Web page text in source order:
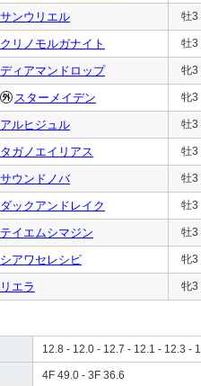
サンウリエル 牡3
クリノモルガナイト 牡3
ディアマンドロップ 牝3
スターメイデン 牝3
アルヒジュル 牡3
タガノエイリアス 牡3
サウンドノバ 牡3
ダックアンドレイク 牡3
テイエムシマジン 牡3
シアワセレシピ 牝3
リエラ 牝3
12.8 - 12.0 - 12.7 - 12.1 - 12.3 -
4F 49.0 - 3F 36.6